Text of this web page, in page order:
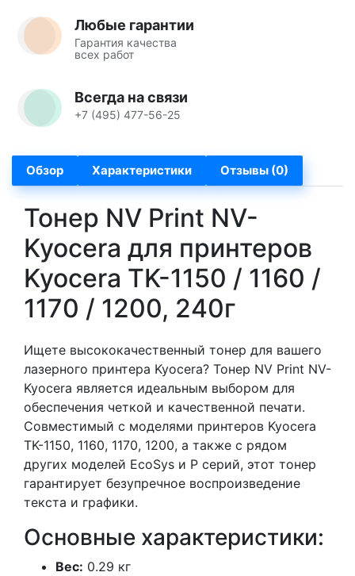
Любые гарантии
Гарантия качества
всех работ
Всегда на связи
+7 (495) 477-56-25
Обзор Характеристики Отзывы (0)
Тонер NV Print NV-
Kyocera для принтеров
Kyocera TK-1150 / 1160 /
1170 / 1200, 240г
Ищете высококачественный тонер для вашего
лазерного принтера Kyocera? Тонер NV Print NV-
Kyocera является идеальным выбором для
обеспечения четкой и качественной печати.
Совместимый с моделями принтеров Kyocera
TK-1150, 1160, 1170, 1200, а также с рядом
других моделей EcoSys и P серий, этот тонер
гарантирует безупречное воспроизведение
текста и графики.
Основные характеристики:
Вес: 0.29 кг